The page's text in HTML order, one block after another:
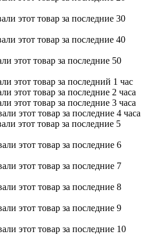
этот товар за последние 30
этот товар за последние 40
этот товар за последние 50
этот товар за последний 1 час
этот товар за последние 2 часа
этот товар за последние 3 часа
этот товар за последние 4 часа
этот товар за последние 5
этот товар за последние 6
этот товар за последние 7
этот товар за последние 8
этот товар за последние 9
этот товар за последние 10